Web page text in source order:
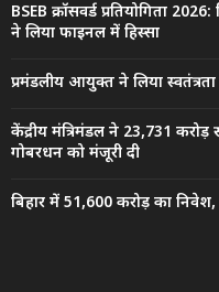
BSEB क्रॉसवर्ड प्रतियोगिता
ने लिया फाइनल में हिस्सा
प्रमंडलीय आयुक्त ने लिया
केंद्रीय मंत्रिमंडल ने 23,731 करोड़
गोबरधन को मंजूरी दी
बिहार में 51,600 करोड़ का